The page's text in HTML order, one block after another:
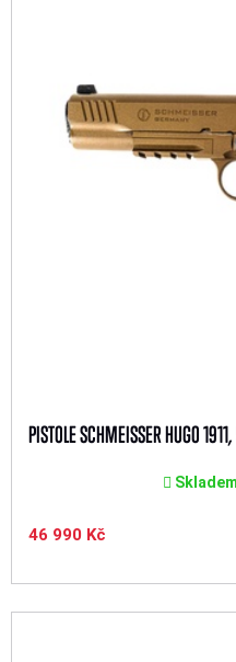
PISTOLE SCHMEISSER HUGO
46 990 Kč